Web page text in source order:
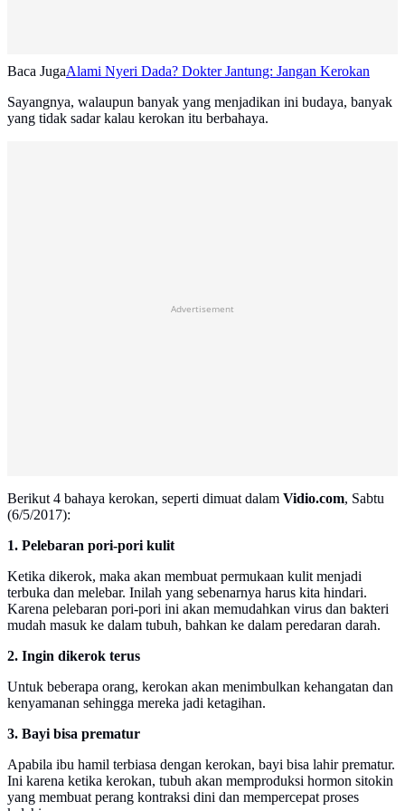
Baca JugaAlami Nyeri Dada? Dokter Jantung: Jangan Kerokan
Sayangnya, walaupun banyak yang menjadikan ini budaya, banyak
yang tidak sadar kalau kerokan itu berbahaya.
Advertisement
Berikut 4 bahaya kerokan, seperti dimuat dalam Vidio.com, Sabtu
(6/5/2017):
1. Pelebaran pori-pori kulit
Ketika dikerok, maka akan membuat permukaan kulit menjadi
terbuka dan melebar. Inilah yang sebenarnya harus kita hindari.
Karena pelebaran pori-pori ini akan memudahkan virus dan bakteri
mudah masuk ke dalam tubuh, bahkan ke dalam peredaran darah.
2. Ingin dikerok terus
Untuk beberapa orang, kerokan akan menimbulkan kehangatan dan
kenyamanan sehingga mereka jadi ketagihan.
3. Bayi bisa prematur
Apabila ibu hamil terbiasa dengan kerokan, bayi bisa lahir prematur.
Ini karena ketika kerokan, tubuh akan memproduksi hormon sitokin
yang membuat perang kontraksi dini dan mempercepat proses